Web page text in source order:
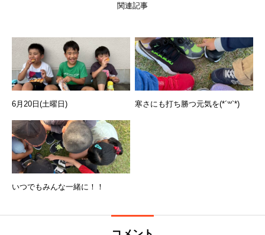
関連記事
6月20日(土曜日) 寒さにも打ち勝つ元気を(*´꒳`*)
いつでもみんな一緒に！！